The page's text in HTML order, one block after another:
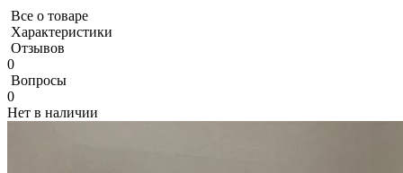
Все о товаре
Характеристики
Отзывов
0
Вопросы
0
Нет в наличии